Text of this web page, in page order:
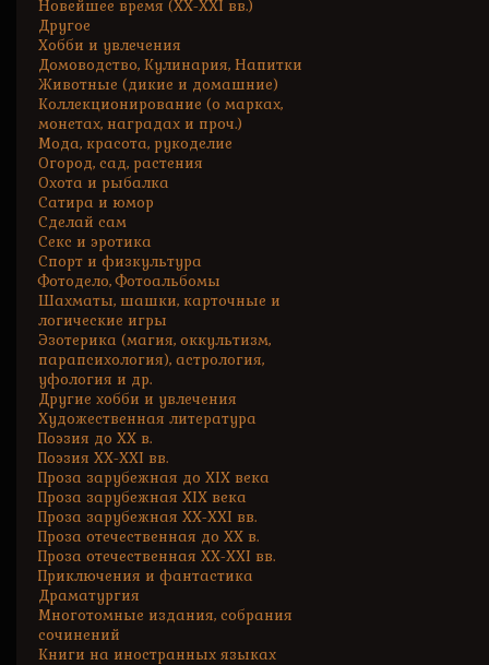
Новейшее время (XX-XXI вв.)
Другое
Хобби и увлечения
Домоводство, Кулинария, Напитки
Животные (дикие и домашние)
Коллекционирование (о марках,
монетах, наградах и проч.)
Мода, красота, рукоделие
Огород, сад, растения
Охота и рыбалка
Сатира и юмор
Сделай сам
Секс и эротика
Спорт и физкультура
Фотодело, Фотоальбомы
Шахматы, шашки, карточные и
логические игры
Эзотерика (магия, оккультизм,
парапсихология), астрология,
уфология и др.
Другие хобби и увлечения
Художественная литература
Поэзия до XX в.
Поэзия XX-XXI вв.
Проза зарубежная до XIX века
Проза зарубежная XIX века
Проза зарубежная XX-XXI вв.
Проза отечественная до XX в.
Проза отечественная XX-XXI вв.
Приключения и фантастика
Драматургия
Многотомные издания, собрания
сочинений
Книги на иностранных языках